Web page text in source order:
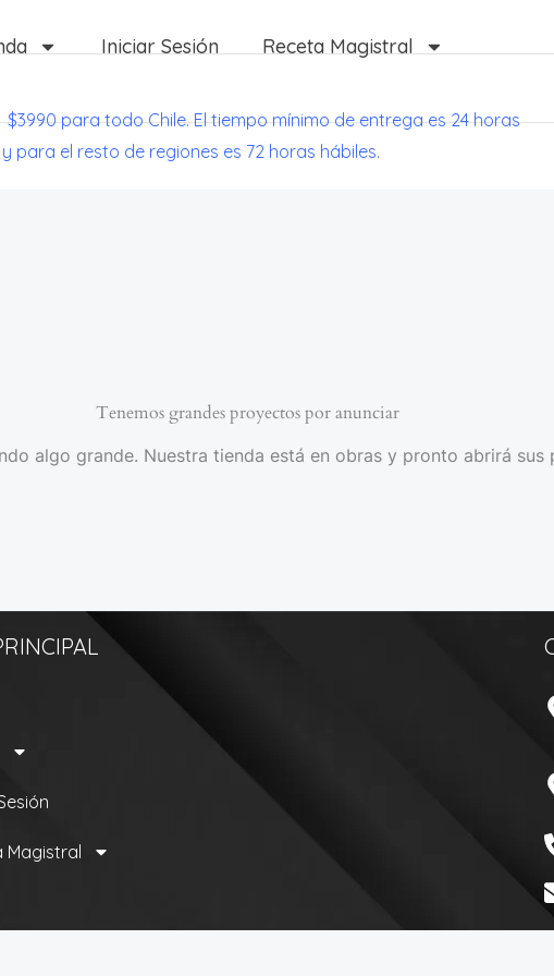
Iniciar Sesión Receta Magistral
para todo Chile. El tiempo mínimo de entrega es 24 horas
para el resto de regiones es 72 horas hábiles.
Tenemos grandes proyectos por anunciar
algo grande. Nuestra tienda está en obras y pronto abrirá sus
Magistral